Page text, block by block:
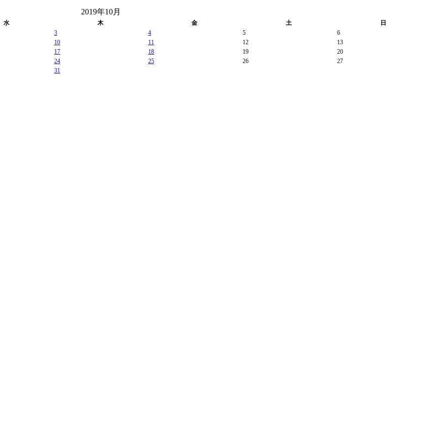
2019年10月
水 木 金 土
日
3 4 5
6
10 11 12
13
17 18 19
20
24 25 26
27
31